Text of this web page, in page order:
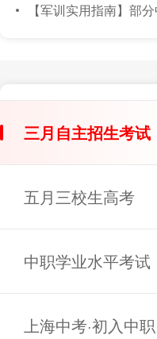
【军训实用指南】部分中职校已发布军训安排！军训倒计时
三月自主招生考试
五月三校生高考
中职学业水平考试
上海中考·初入中职